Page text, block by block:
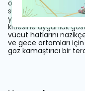
oluşturur; Fermuarlı
sunarken, astarlı
yaş grubuna hitap
kitlesine uygunluk
vücut hatlarını
ve gece ortamları
göz kamaştırıcı bir